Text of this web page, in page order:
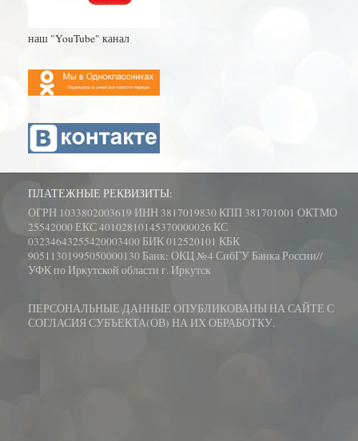
наш "YouTube" канал
ПЛАТЕЖНЫЕ РЕКВИЗИТЫ:
ОГРН 1033802003619 ИНН 3817019830 КПП 381701001 ОКТМО
25542000 ЕКС 40102810145370000026 КС
03234643255420003400 БИК 012520101 КБК
90511301995050000130 Банк: ОКЦ №4 СибГУ Банка России//
УФК по Иркутской области г. Иркутск
ПЕРСОНАЛЬНЫЕ ДАННЫЕ ОПУБЛИКОВАНЫ НА САЙТЕ С
СОГЛАСИЯ СУБЪЕКТА(ОВ) НА ИХ ОБРАБОТКУ.